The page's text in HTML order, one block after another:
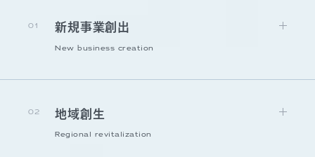
01 新規事業創出
New business creation
02 地域創生
Regional revitalization